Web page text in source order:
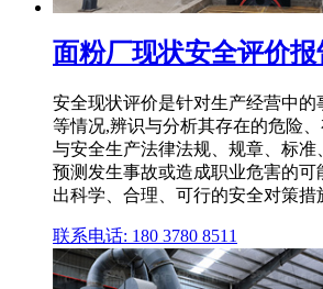
面粉厂现状安全评价报
安全现状评价是针对生产经营中的
等情况,辨识与分析其存在的危险
与安全生产法律法规、规章、标准
预测发生事故或造成职业危害的可
出科学、合理、可行的安全对策措
联系电话: 180 3780 8511